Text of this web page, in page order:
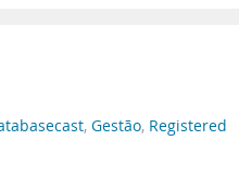
, Gestão, Registered